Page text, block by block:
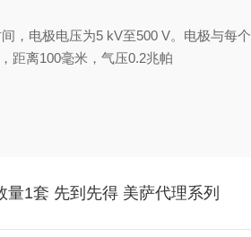
，电极电压为5 kV至500 V。电极与每
距离100毫米，气压0.2兆帕
1套 先到先得 美萨代理系列